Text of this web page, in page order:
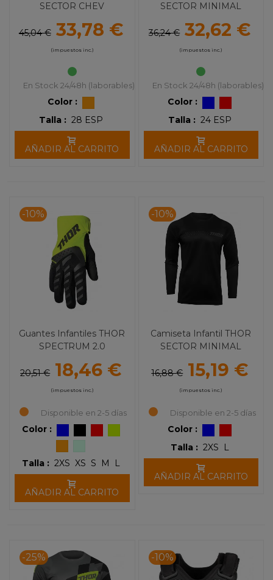
SECTOR CHEV
45,04 € 33,78 €
(impuestos inc.)
En Stock 24/48h (laborables)
Color :
Talla : 28 ESP
AÑADIR AL CARRITO
SECTOR MINIMAL
36,24 € 32,62 €
(impuestos inc.)
En Stock 24/48h (laborables)
Color :
Talla : 24 ESP
AÑADIR AL CARRITO
-10%
Guantes Infantiles THOR
SPECTRUM 2.0
20,51 € 18,46 €
(impuestos inc.)
Disponible en 2-5 días
Color :
Talla : 2XS XS S M L
AÑADIR AL CARRITO
-10%
Camiseta Infantil THOR
SECTOR MINIMAL
16,88 € 15,19 €
(impuestos inc.)
Disponible en 2-5 días
Color :
Talla : 2XS L
AÑADIR AL CARRITO
-25% -10%